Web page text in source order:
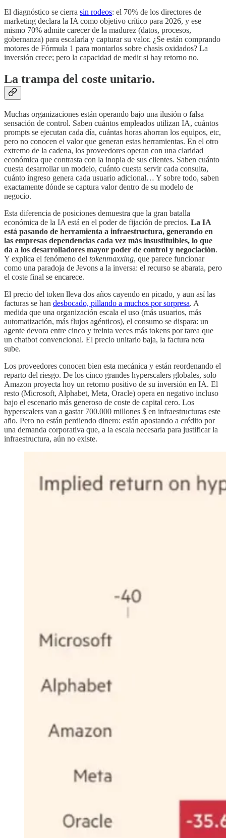
El diagnóstico se cierra sin rodeos: el 70% de los directores de
marketing declara la IA como objetivo crítico para 2026, y ese
mismo 70% admite carecer de la madurez (datos, procesos,
gobernanza) para escalarla y capturar su valor. ¿Se están comprando
motores de Fórmula 1 para montarlos sobre chasis oxidados? La
inversión crece; pero la capacidad de medir si hay retorno no.
La trampa del coste unitario.
Muchas organizaciones están operando bajo una ilusión o falsa
sensación de control. Saben cuántos empleados utilizan IA, cuántos
prompts se ejecutan cada día, cuántas horas ahorran los equipos, etc,
pero no conocen el valor que generan estas herramientas. En el otro
extremo de la cadena, los proveedores operan con una claridad
económica que contrasta con la inopia de sus clientes. Saben cuánto
cuesta desarrollar un modelo, cuánto cuesta servir cada consulta,
cuánto ingreso genera cada usuario adicional… Y sobre todo, saben
exactamente dónde se captura valor dentro de su modelo de
negocio.
Esta diferencia de posiciones demuestra que la gran batalla
económica de la IA está en el poder de fijación de precios. La IA
está pasando de herramienta a infraestructura, generando en
las empresas dependencias cada vez más insustituibles, lo que
da a los desarrolladores mayor poder de control y negociación.
Y explica el fenómeno del tokenmaxxing, que parece funcionar
como una paradoja de Jevons a la inversa: el recurso se abarata, pero
el coste final se encarece.
El precio del token lleva dos años cayendo en picado, y aun así las
facturas se han desbocado, pillando a muchos por sorpresa. A
medida que una organización escala el uso (más usuarios, más
automatización, más flujos agénticos), el consumo se dispara: un
agente devora entre cinco y treinta veces más tokens por tarea que
un chatbot convencional. El precio unitario baja, la factura neta
sube.
Los proveedores conocen bien esta mecánica y están reordenando el
reparto del riesgo. De los cinco grandes hyperscalers globales, solo
Amazon proyecta hoy un retorno positivo de su inversión en IA. El
resto (Microsoft, Alphabet, Meta, Oracle) opera en negativo incluso
bajo el escenario más generoso de coste de capital cero. Los
hyperscalers van a gastar 700.000 millones $ en infraestructuras este
año. Pero no están perdiendo dinero: están apostando a crédito por
una demanda corporativa que, a la escala necesaria para justificar la
infraestructura, aún no existe.